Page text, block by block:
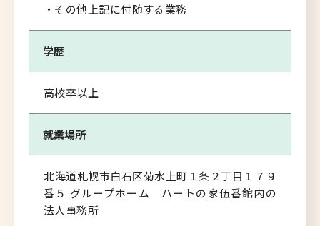
・その他上記に付随する業務
学歴
高校卒以上
就業場所
北海道札幌市白石区菊水上町１条２丁目１７９
番５ グループホーム ハートの家伍番館内の
法人事務所